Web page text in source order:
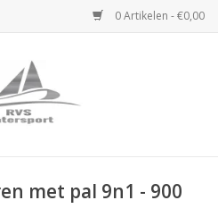
0 Artikelen - €0,00
met pal 9n1 - 900